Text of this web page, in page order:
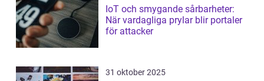
IoT och smygande sårbarheter:
När vardagliga prylar blir portaler
för attacker
31 oktober 2025